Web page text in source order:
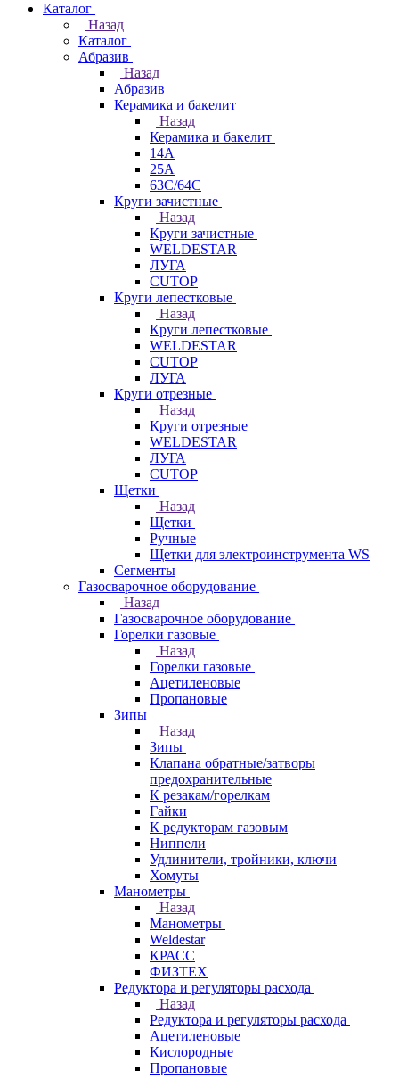
Каталог
Назад
Каталог
Абразив
Назад
Абразив
Керамика и бакелит
Назад
Керамика и бакелит
14А
25А
63С/64С
Круги зачистные
Назад
Круги зачистные
WELDESTAR
ЛУГА
CUTOP
Круги лепестковые
Назад
Круги лепестковые
WELDESTAR
CUTOP
ЛУГА
Круги отрезные
Назад
Круги отрезные
WELDESTAR
ЛУГА
CUTOP
Щетки
Назад
Щетки
Ручные
Щетки для электроинструмента WS
Сегменты
Газосварочное оборудование
Назад
Газосварочное оборудование
Горелки газовые
Назад
Горелки газовые
Ацетиленовые
Пропановые
Зипы
Назад
Зипы
Клапана обратные/затворы
предохранительные
К резакам/горелкам
Гайки
К редукторам газовым
Ниппели
Удлинители, тройники, ключи
Хомуты
Манометры
Назад
Манометры
Weldestar
КРАСС
ФИЗТЕХ
Редуктора и регуляторы расхода
Назад
Редуктора и регуляторы расхода
Ацетиленовые
Кислородные
Пропановые